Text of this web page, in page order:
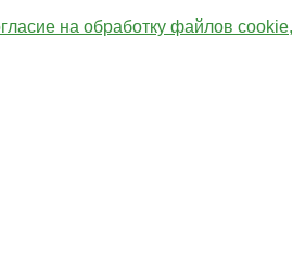
на обработку файлов cookie,